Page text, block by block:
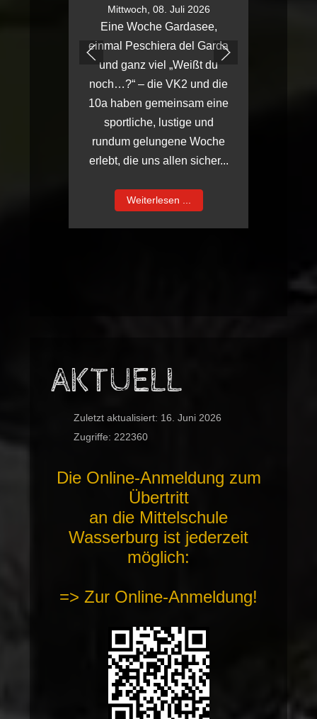
Mittwoch, 08. Juli 2026
Eine Woche Gardasee,
einmal Peschiera del Garda
und ganz viel „Weißt du
noch…?“ – die VK2 und die
10a haben gemeinsam eine
sportliche, lustige und
rundum gelungene Woche
erlebt, die uns allen sicher...
Weiterlesen ...
AKTUELL
Zuletzt aktualisiert: 16. Juni 2026
Zugriffe: 222360
Die Online-Anmeldung zum
Übertritt
an die Mittelschule
Wasserburg ist jederzeit
möglich:
=> Zur Online-Anmeldung!